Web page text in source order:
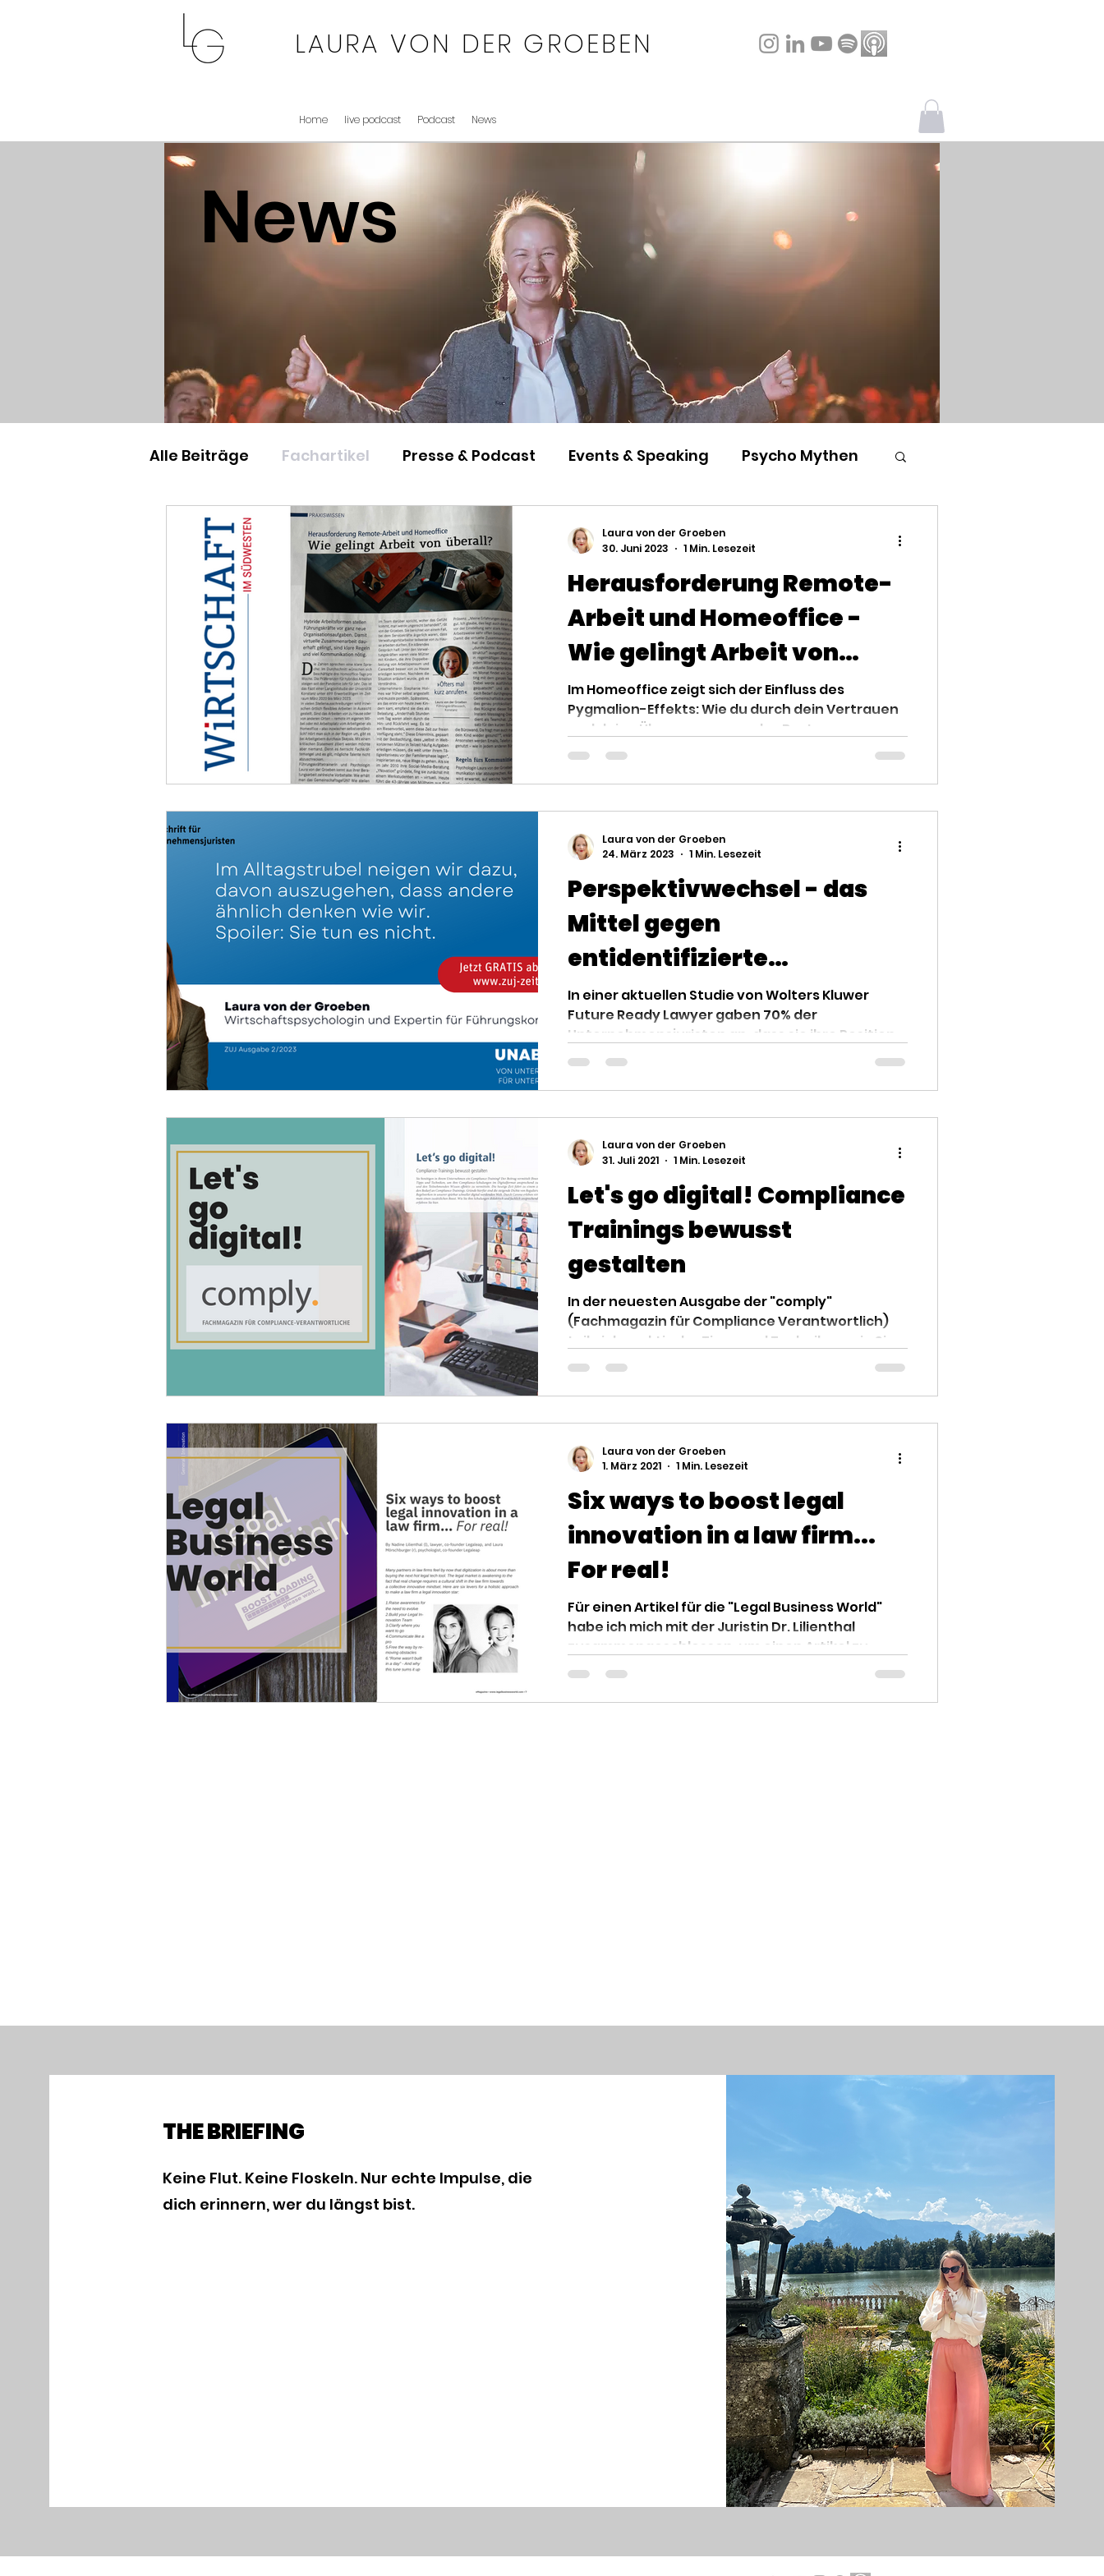
LAURA VON DER GROEBEN
Home live podcast Podcast News
News
Alle Beiträge Fachartikel Presse & Podcast Events & Speaking Psycho Mythen
Herausforderung Remote-
Arbeit und Homeoffice -
Wie gelingt Arbeit von
überall?
Im Homeoffice zeigt sich der Einfluss des
Pygmalion-Effekts: Wie du durch dein Vertrauen
und deine Überzeugungen das Beste aus
deinem...
Laura von der Groeben
30. Juni 2023
1 Min. Lesezeit
Perspektivwechsel - das
Mittel gegen
entidentifizierte
Mitarbeiter in Zeiten des
„Big Quit“
In einer aktuellen Studie von Wolters Kluwer
Future Ready Lawyer gaben 70% der
Unternehmensjuristen an, dass sie ihre Position
im...
Laura von der Groeben
24. März 2023
1 Min. Lesezeit
Let's go digital! Compliance
Trainings bewusst
gestalten
In der neuesten Ausgabe der "comply"
(Fachmagazin für Compliance Verantwortlich)
teile ich praktische Tipps und Techniken, wie Sie
Ihre...
Laura von der Groeben
31. Juli 2021
1 Min. Lesezeit
Six ways to boost legal
innovation in a law firm...
For real!
Für einen Artikel für die "Legal Business World"
habe ich mich mit der Juristin Dr. Lilienthal
zusammengeschlossen, um einen Artikel zu...
Laura von der Groeben
1. März 2021
1 Min. Lesezeit
THE BRIEFING
Keine Flut. Keine Floskeln. Nur echte Impulse, die
dich erinnern, wer du längst bist.